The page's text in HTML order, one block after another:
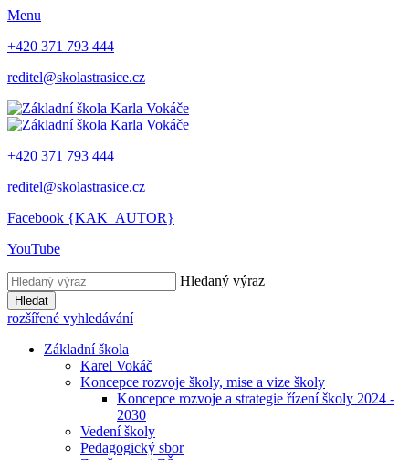
Menu
+420 371 793 444
reditel@skolastrasice.cz
+420 371 793 444
reditel@skolastrasice.cz
Facebook {KAK_AUTOR}
YouTube
Hledaný výraz
Hledat
rozšířené vyhledávání
Základní škola
Karel Vokáč
Koncepce rozvoje školy, mise a vize školy
Koncepce rozvoje a strategie řízení školy 2024 -
2030
Vedení školy
Pedagogický sbor